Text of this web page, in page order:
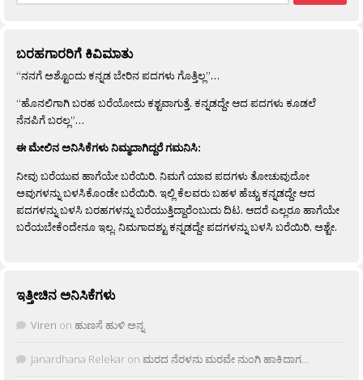
ಬರಹಗಾರರಿಗೆ ಕಿವಿಮಾತು
“ನನಗೆ ಅಶ್ಟೊಂದು ಕನ್ನಡ ಬೇರಿನ ಪದಗಳು ಗೊತ್ತಿಲ್ಲ”…
“ಹೊನಲಿಗಾಗಿ ಬರಹ ಬರೆಯೋದು ಕಶ್ಟವಾಗುತ್ತೆ. ಕನ್ನಡದ್ದೇ ಆದ ಪದಗಳು ಕೂಡಲೆ
ನೆನಪಿಗೆ ಬರಲ್ಲ”…
ಈ ಮೇಲಿನ ಅನಿಸಿಕೆಗಳು ನಿಮ್ಮದಾಗಿದ್ದರೆ ಗಮನಿಸಿ:
ನೀವು ಬರೆಯುವ ಹಾಗೆಯೇ ಬರೆಯಿರಿ. ನಿಮಗೆ ಯಾವ ಪದಗಳು ತೋಚುವುದೋ
ಅವುಗಳನ್ನು ಬಳಸಿಕೊಂಡೇ ಬರೆಯಿರಿ. ಇಲ್ಲಿ ಕೆಲವರು ಬಹಳ ಹೆಚ್ಚು ಕನ್ನಡದ್ದೇ ಆದ
ಪದಗಳನ್ನು ಬಳಸಿ ಬರಹಗಳನ್ನು ಬರೆಯುತ್ತಿದ್ದಾರೆಂಬುದು ದಿಟ. ಆದರೆ ಎಲ್ಲರೂ ಹಾಗೆಯೇ
ಬರೆಯಬೇಕೆಂದೇನೂ ಇಲ್ಲ. ನಿಮಗಾದಶ್ಟು ಕನ್ನಡದ್ದೇ ಪದಗಳನ್ನು ಬಳಸಿ ಬರೆಯಿರಿ, ಅಶ್ಟೇ.
ಇತ್ತೀಚಿನ ಅನಿಸಿಕೆಗಳು
Viren on ಹುಣಸೆ ಹುಳಿ ಅನ್ನ
Janardhana Relekar on ಮರದ ನೆರಳನು ಮರವೇ ನುಂಗಿ ಹಾಕಿದಾಗ…